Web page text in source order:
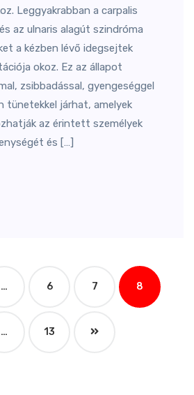
Leggyakrabban a carpalis
az ulnaris alagút szindróma
a kézben lévő idegsejtek
okoz. Ez az állapot
zsibbadással, gyengeséggel
tünetekkel járhat, amelyek
az érintett személyek
és […]
… 6 7 8
… 13